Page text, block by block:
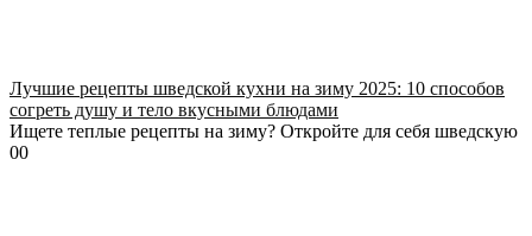
Лучшие рецепты шведской кухни на зиму 2025: 10 способов
согреть душу и тело вкусными блюдами
Ищете теплые рецепты на зиму? Откройте для себя шведскую
00